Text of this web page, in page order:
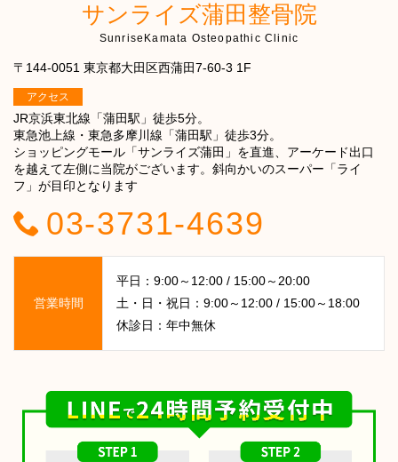
サンライズ蒲田整骨院
SunriseKamata Osteopathic Clinic
〒144-0051 東京都大田区西蒲田7-60-3 1F
アクセス
JR京浜東北線「蒲田駅」徒歩5分。
東急池上線・東急多摩川線「蒲田駅」徒歩3分。
ショッピングモール「サンライズ蒲田」を直進、アーケード出口
を越えて左側に当院がございます。斜向かいのスーパー「ライ
フ」が目印となります
03-3731-4639
営業時間
平日：9:00～12:00 / 15:00～20:00
土・日・祝日：9:00～12:00 / 15:00～18:00
休診日：年中無休